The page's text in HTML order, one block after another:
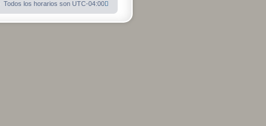
Todos los horarios son UTC-04:00